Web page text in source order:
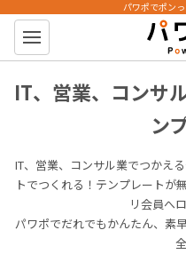
パワポン
パワポでポン
IT、営業、コンサ
ン
IT、営業、コンサル業でつかえ
トでつくれる！テンプレート
リ会員へ
パワポでだれでもかんたん、素